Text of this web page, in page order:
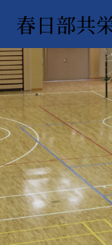
春日部共